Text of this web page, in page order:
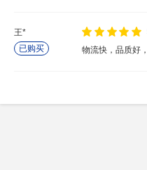
王*
已购买
物流快，品质好